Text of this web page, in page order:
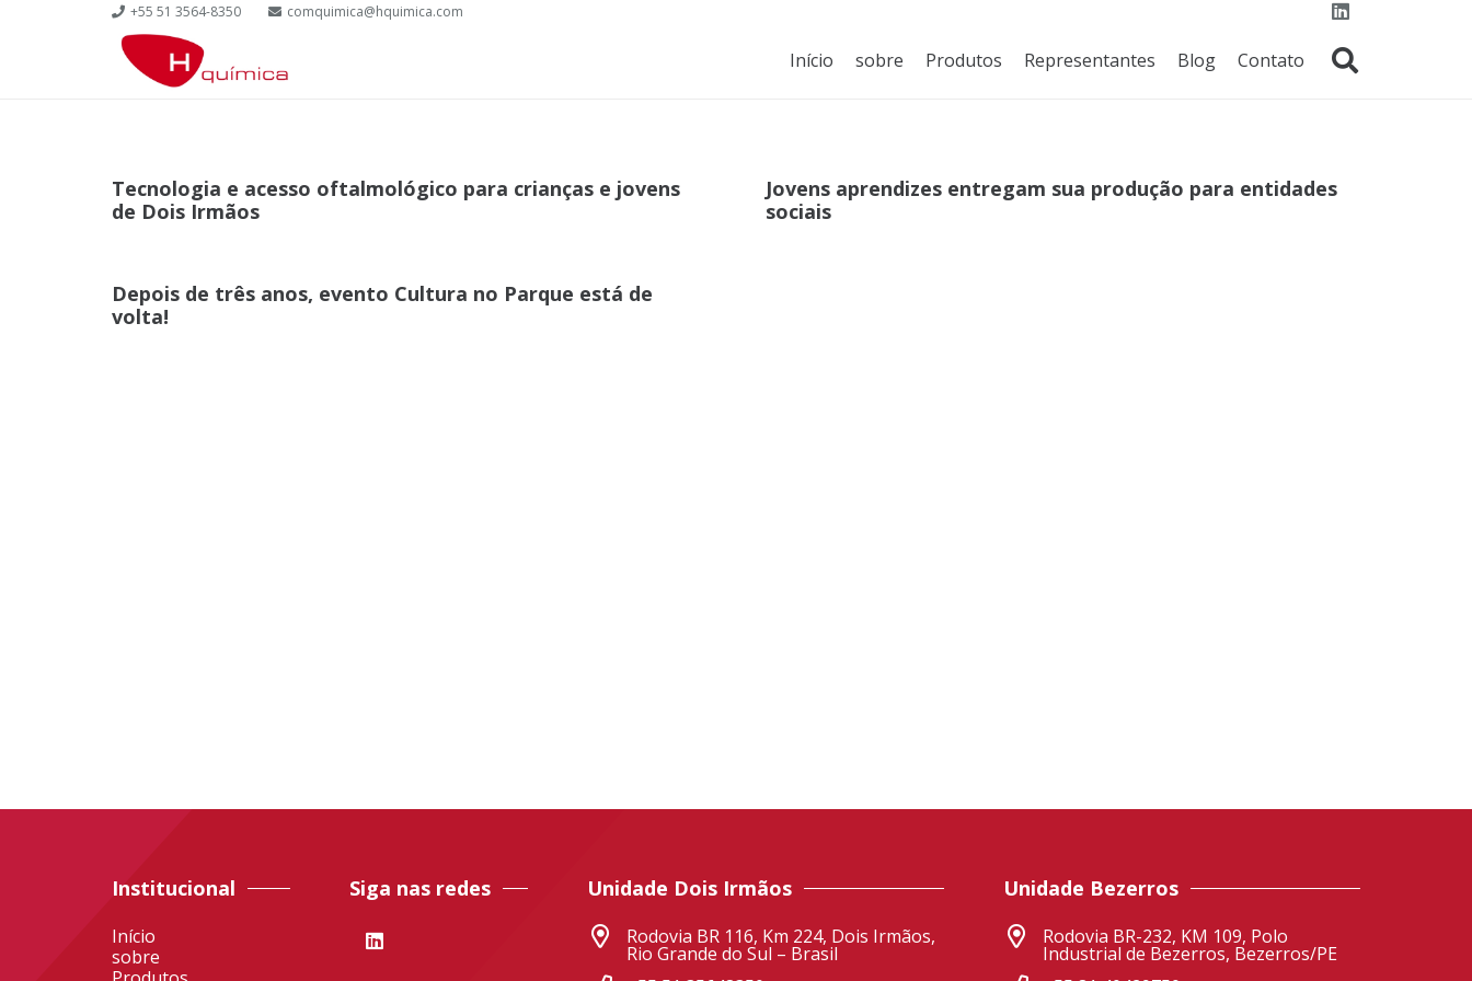
+55 51 3564-8350 comquimica@hquimica.com
Início sobre Produtos Representantes Blog Contato
Tecnologia e acesso oftalmológico para crianças e jovens
de Dois Irmãos
Jovens aprendizes entregam sua produção para entidades
sociais
Depois de três anos, evento Cultura no Parque está de
volta!
Institucional
Início
sobre
Siga nas redes Unidade Dois Irmãos
Rodovia BR 116, Km 224, Dois Irmãos,
Rio Grande do Sul – Brasil
Unidade Bezerros
Rodovia BR-232, KM 109, Polo
Industrial de Bezerros, Bezerros/PE